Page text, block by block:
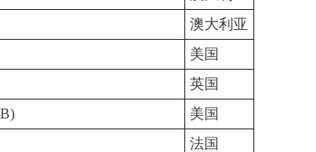
澳大利亚
美国
英国
美国
法国